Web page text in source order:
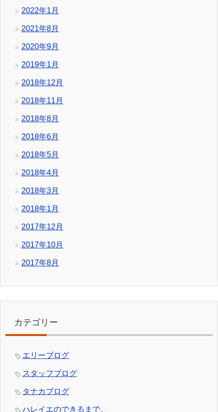
2022年1月
2021年8月
2020年9月
2019年1月
2018年12月
2018年11月
2018年8月
2018年6月
2018年5月
2018年4月
2018年3月
2018年1月
2017年12月
2017年10月
2017年8月
カテゴリー
エリーブログ
スタッフブログ
タナカブログ
ハレイエのできるまで。